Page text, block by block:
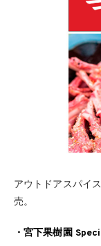
アウトドアスパイ
売。
・宮下果樹園